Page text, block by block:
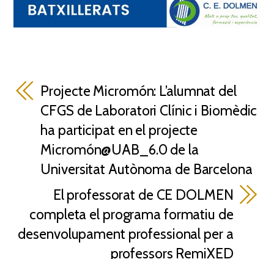
Projecte Micromón: L’alumnat del
CFGS de Laboratori Clínic i Biomèdic
ha participat en el projecte
Micromón@UAB_6.0 de la
Universitat Autònoma de Barcelona
El professorat de CE DOLMEN
completa el programa formatiu de
desenvolupament professional per a
professors RemiXED